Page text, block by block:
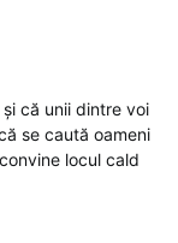
că unii dintre voi
se caută oameni
locul cald